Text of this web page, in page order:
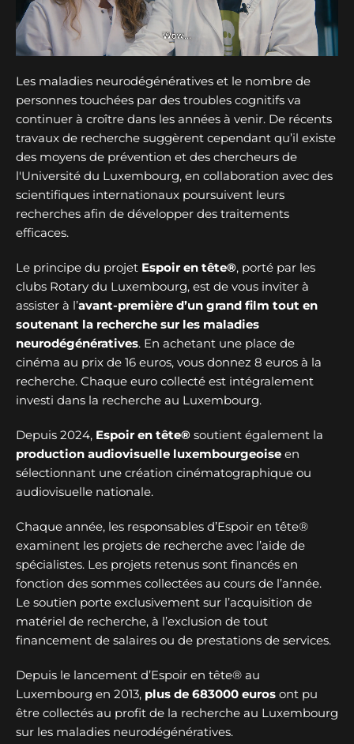
Les maladies neurodégénératives et le nombre de
personnes touchées par des troubles cognitifs va
continuer à croître dans les années à venir. De récents
travaux de recherche suggèrent cependant qu’il existe
des moyens de prévention et des chercheurs de
l'Université du Luxembourg, en collaboration avec des
scientifiques internationaux poursuivent leurs
recherches afin de développer des traitements
efficaces.
Le principe du projet Espoir en tête®, porté par les
clubs Rotary du Luxembourg, est de vous inviter à
assister à l’avant-première d’un grand film tout en
soutenant la recherche sur les maladies
neurodégénératives. En achetant une place de
cinéma au prix de 16 euros, vous donnez 8 euros à la
recherche. Chaque euro collecté est intégralement
investi dans la recherche au Luxembourg.
Depuis 2024, Espoir en tête® soutient également la
production audiovisuelle luxembourgeoise en
sélectionnant une création cinématographique ou
audiovisuelle nationale.
Chaque année, les responsables d’Espoir en tête®
examinent les projets de recherche avec l’aide de
spécialistes. Les projets retenus sont financés en
fonction des sommes collectées au cours de l’année.
Le soutien porte exclusivement sur l’acquisition de
matériel de recherche, à l’exclusion de tout
financement de salaires ou de prestations de services.
Depuis le lancement d’Espoir en tête® au
Luxembourg en 2013, plus de 683000 euros ont pu
être collectés au profit de la recherche au Luxembourg
sur les maladies neurodégénératives.